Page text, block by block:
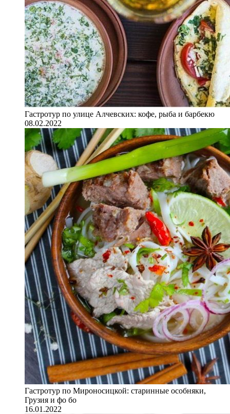
Гастротур по улице Алчевских: кофе, рыба и барбекю
08.02.2022
Гастротур по Мироносицкой: старинные особняки,
Грузия и фо бо
16.01.2022